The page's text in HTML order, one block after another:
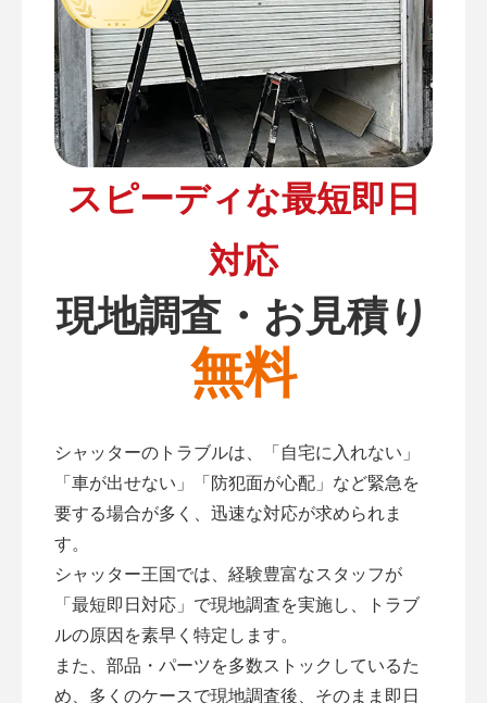
スピーディな最短即日
対応
現地調査・お見積り
無料
シャッターのトラブルは、「自宅に入れない」
「車が出せない」「防犯面が心配」など緊急を
要する場合が多く、迅速な対応が求められま
す。
シャッター王国では、経験豊富なスタッフが
「最短即日対応」で現地調査を実施し、トラブ
ルの原因を素早く特定します。
また、部品・パーツを多数ストックしているた
め、多くのケースで現地調査後、そのまま即日